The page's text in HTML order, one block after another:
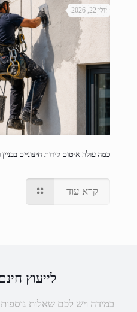
יולי 22, 2026
כמה עולה איטום קירות חיצוניים בבניין
קרא עוד
לייעוץ
במידה ויש לכם שאלות